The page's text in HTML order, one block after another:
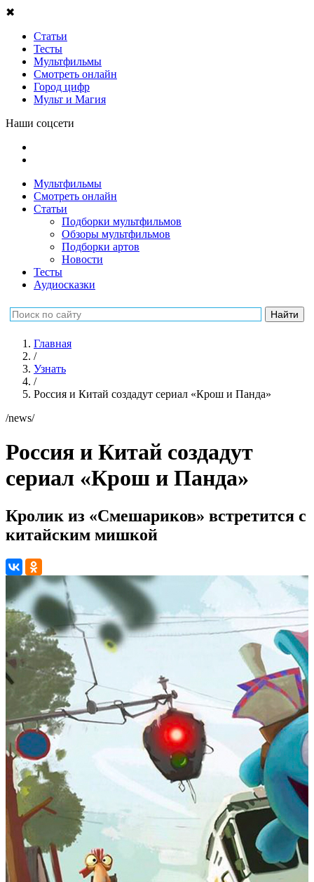
✖
Статьи
Тесты
Мультфильмы
Смотреть онлайн
Город цифр
Мульт и Магия
Наши соцсети
Мультфильмы
Смотреть онлайн
Статьи
Подборки мультфильмов
Обзоры мультфильмов
Подборки артов
Новости
Тесты
Аудиосказки
Главная
/
Узнать
/
Россия и Китай создадут сериал «Крош и Панда»
/news/
Россия и Китай создадут
сериал «Крош и Панда»
Кролик из «Смешариков» встретится с
китайским мишкой